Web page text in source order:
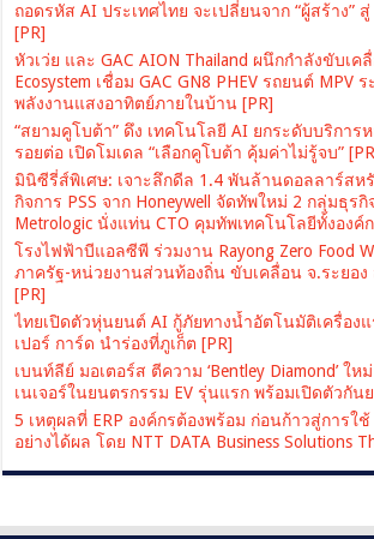
ถอดรหัส AI ประเทศไทย จะเปลี่ยนจาก “ผู้สร้าง” สู่
[PR]
หัวเว่ย และ GAC AION Thailand ผนึกกำลังขับเค
Ecosystem เชื่อม GAC GN8 PHEV รถยนต์ MPV
พลังงานแสงอาทิตย์ภายในบ้าน [PR]
“สยามคูโบต้า” ดึง เทคโนโลยี AI ยกระดับบริการ
รอยต่อ เปิดโมเดล “เลือกคูโบต้า คุ้มค่าไม่รู้จบ”
มินิซีรี่ส์พิเศษ: เจาะลึกดีล 1.4 พันล้านดอลลาร์สห
กิจการ PSS จาก Honeywell จัดทัพใหม่ 2 กลุ่มธุร
Metrologic นั่งแท่น CTO คุมทัพเทคโนโลยีทั้งองค์
โรงไฟฟ้าบีแอลซีพี ร่วมงาน Rayong Zero Food
ภาครัฐ-หน่วยงานส่วนท้องถิ่น ขับเคลื่อน จ.ระยอง
[PR]
ไทยเปิดตัวหุ่นยนต์ AI กู้ภัยทางน้ำอัตโนมัติเครื่อง
เปอร์ การ์ด นำร่องที่ภูเก็ต [PR]
เบนท์ลีย์ มอเตอร์ส ตีความ ‘Bentley Diamond’ ใ
เนเจอร์ในยนตรกรรม EV รุ่นแรก พร้อมเปิดตัวกัน
5 เหตุผลที่ ERP องค์กรต้องพร้อม ก่อนก้าวสู่การใ
อย่างได้ผล โดย NTT DATA Business Solutions